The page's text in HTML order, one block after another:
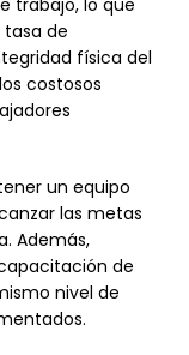
trabajo, lo que
de
física del
costosos
un equipo
las metas
Además,
de
nivel de